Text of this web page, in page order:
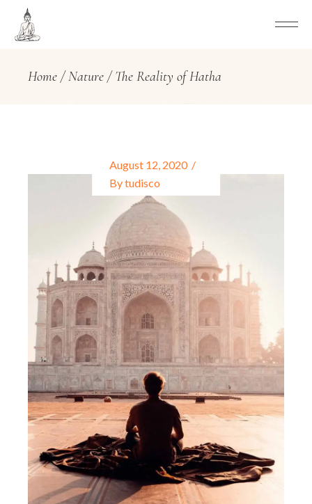
Home Nature The Reality of Hatha
August 12, 2020
Bytudisco